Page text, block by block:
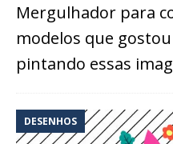
Mergulhador para
modelos que
pintando essas
DESENHOS